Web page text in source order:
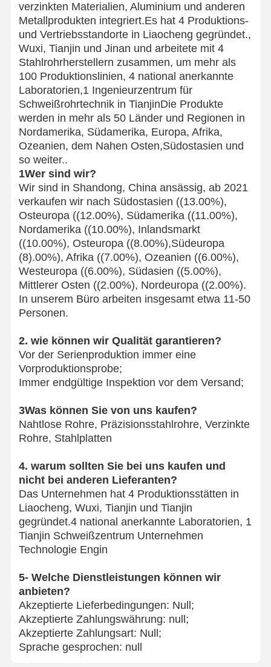
verzinkten Materialien, Aluminium und anderen
Metallprodukten integriert.Es hat 4 Produktions-
und Vertriebsstandorte in Liaocheng gegründet.,
Wuxi, Tianjin und Jinan und arbeitete mit 4
Stahlrohrherstellern zusammen, um mehr als
100 Produktionslinien, 4 national anerkannte
Laboratorien,1 Ingenieurzentrum für
Schweißrohrtechnik in TianjinDie Produkte
werden in mehr als 50 Länder und Regionen in
Nordamerika, Südamerika, Europa, Afrika,
Ozeanien, dem Nahen Osten,Südostasien und
so weiter..
1Wer sind wir?
Wir sind in Shandong, China ansässig, ab 2021
verkaufen wir nach Südostasien ((13.00%),
Osteuropa ((12.00%), Südamerika ((11.00%),
Nordamerika ((10.00%), Inlandsmarkt
((10.00%), Osteuropa ((8.00%),Südeuropa
(8).00%), Afrika ((7.00%), Ozeanien ((6.00%),
Westeuropa ((6.00%), Südasien ((5.00%),
Mittlerer Osten ((2.00%), Nordeuropa ((2.00%).
In unserem Büro arbeiten insgesamt etwa 11-50
Personen.
2. wie können wir Qualität garantieren?
Vor der Serienproduktion immer eine
Vorproduktionsprobe;
Immer endgültige Inspektion vor dem Versand;
3Was können Sie von uns kaufen?
Nahtlose Rohre, Präzisionsstahlrohre, Verzinkte
Rohre, Stahlplatten
4. warum sollten Sie bei uns kaufen und
nicht bei anderen Lieferanten?
Das Unternehmen hat 4 Produktionsstätten in
Liaocheng, Wuxi, Tianjin und Tianjin
gegründet.4 national anerkannte Laboratorien, 1
Tianjin Schweißzentrum Unternehmen
Technologie Engin
5- Welche Dienstleistungen können wir
anbieten?
Akzeptierte Lieferbedingungen: Null;
Akzeptierte Zahlungswährung: null;
Akzeptierte Zahlungsart: Null;
Sprache gesprochen: null